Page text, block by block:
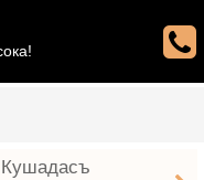
Кушадасъ